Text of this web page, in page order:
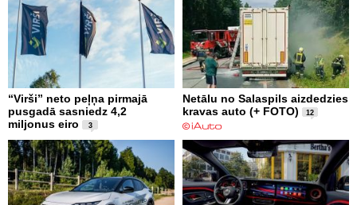
“Virši” neto peļņa pirmajā
pusgadā sasniedz 4,2
miljonus eiro
3
Netālu no Salaspils aizdedzies
kravas auto (+ FOTO)
12